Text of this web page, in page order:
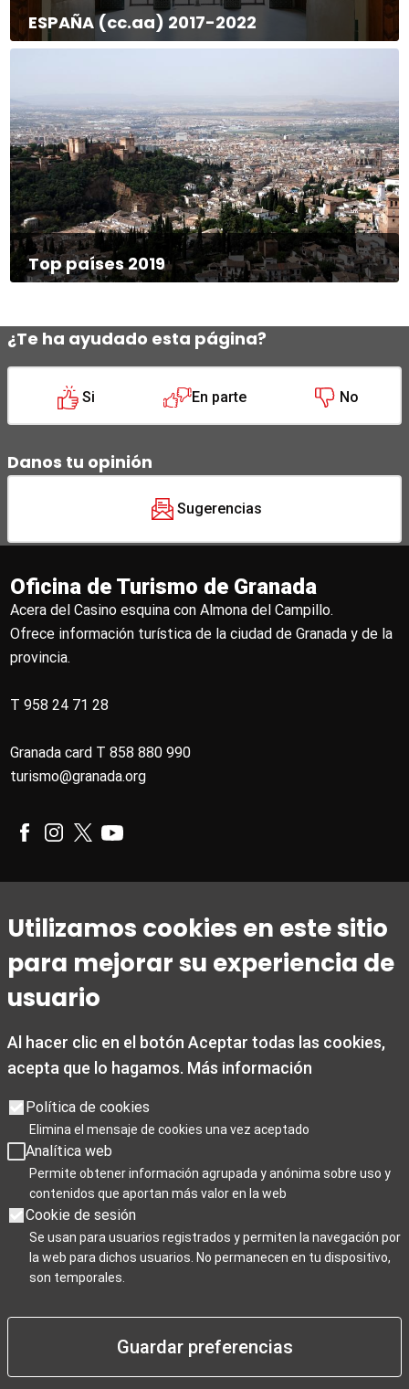
ESPAÑA (cc.aa) 2017-2022
Top países 2019
¿Te ha ayudado esta página?
Si En parte No
Danos tu opinión
Sugerencias
Oficina de Turismo de Granada
Acera del Casino esquina con Almona del Campillo.
Ofrece información turística de la ciudad de Granada y de la
provincia.
T 958 24 71 28
Granada card T 858 880 990
turismo@granada.org
De 1 de marzo a 31 de octubre
De lunes a viernes de 09:00 a 20:00
Sábados de 10:00 a 14:00 y de 15:30 a 19:00
Domingos y festivos de 10:00 a 15:00
De 1 noviembre a 28 de febrero
De lunes a viernes de 09:00 a 19:00
Sábados de 10:00 a 19:00
Domingos y festivos de 10:00 a 15:00
Días de cierre 25 de Navidad, 1 de enero y 6 de enero
Para Profesionales
Negocios / Comercios
Utilizamos cookies en este sitio
para mejorar su experiencia de
usuario
Al hacer clic en el botón Aceptar todas las cookies,
acepta que lo hagamos. Más información
Política de cookies
Elimina el mensaje de cookies una vez aceptado
Analítica web
Permite obtener información agrupada y anónima sobre uso y
contenidos que aportan más valor en la web
Cookie de sesión
Se usan para usuarios registrados y permiten la navegación por
la web para dichos usuarios. No permanecen en tu dispositivo,
son temporales.
Guardar preferencias